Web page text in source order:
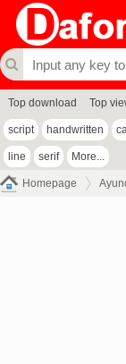
Top download Top
script handwritten
line serif More...
Homepage